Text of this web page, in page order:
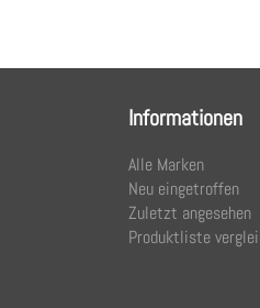
Informationen
Alle Marken
Neu eingetroffen
Zuletzt angesehen
Produktliste